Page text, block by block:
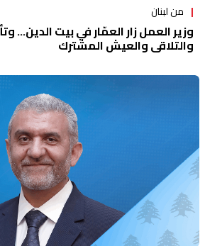
من لبنان
وزير العمل زار العمّار في بيت الدين...
والتلاقي والعيش المشترك